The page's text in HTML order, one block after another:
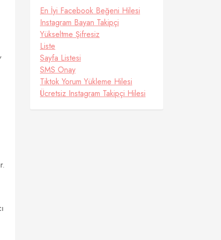
En İyi Facebook Beğeni Hilesi
Instagram Bayan Takipçi
Yükseltme Şifresiz
Liste
Sayfa Listesi
SMS Onay
Tiktok Yorum Yükleme Hilesi
Ücretsiz Instagram Takipçi Hilesi